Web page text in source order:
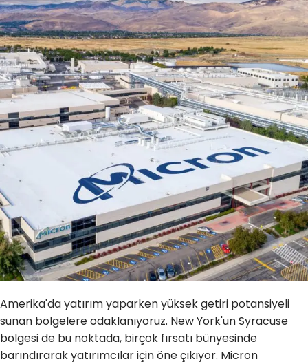
Amerika'da yatırım yaparken yüksek getiri potansiyeli
sunan bölgelere odaklanıyoruz. New York'un Syracuse
bölgesi de bu noktada, birçok fırsatı bünyesinde
barındırarak yatırımcılar için öne çıkıyor. Micron